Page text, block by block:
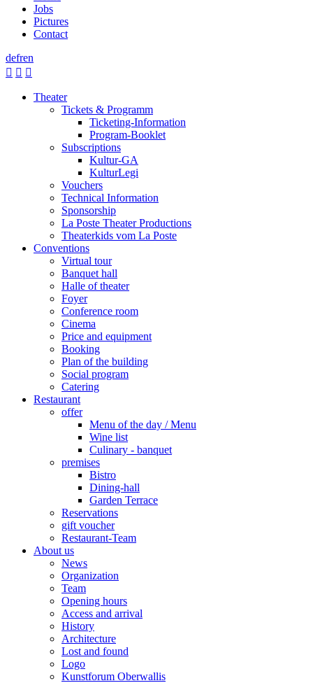
Jobs
Pictures
Contact
defren
  
Theater
Tickets & Programm
Ticketing-Information
Program-Booklet
Subscriptions
Kultur-GA
KulturLegi
Vouchers
Technical Information
Sponsorship
La Poste Theater Productions
Theaterkids vom La Poste
Conventions
Virtual tour
Banquet hall
Halle of theater
Foyer
Conference room
Cinema
Price and equipment
Booking
Plan of the building
Social program
Catering
Restaurant
offer
Menu of the day / Menu
Wine list
Culinary - banquet
premises
Bistro
Dining-hall
Garden Terrace
Reservations
gift voucher
Restaurant-Team
About us
News
Organization
Team
Opening hours
Access and arrival
History
Architecture
Lost and found
Logo
Kunstforum Oberwallis